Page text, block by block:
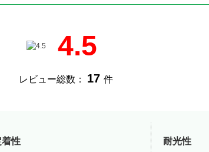
4.5
レビュー総数： 17 件
着性 耐光性